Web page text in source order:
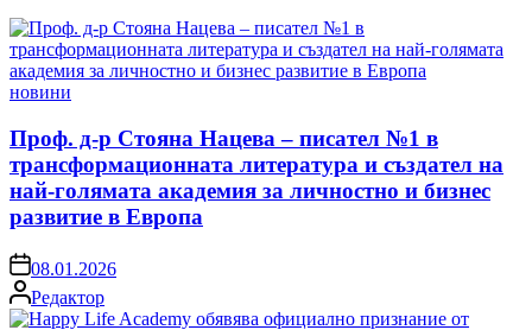
Posted
новини
Проф. д-р Стояна Нацева – писател №1 в
трансформационната литература и създател на
най-голямата академия за личностно и бизнес
развитие в Европа
on08.01.2026
Posted
by
Редактор